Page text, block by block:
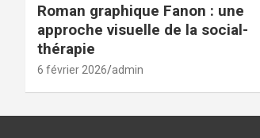
Roman graphique Fanon : une
approche visuelle de la social-
thérapie
6 février 2026 admin